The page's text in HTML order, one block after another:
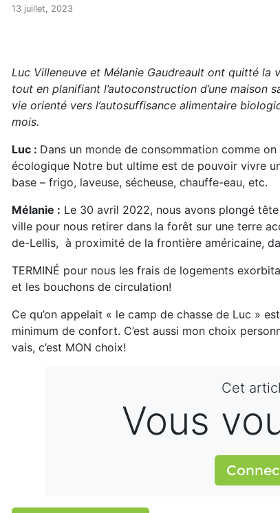
Accueil
Notre rêve
13 juillet, 2023
Luc Villeneuve et Mélanie Gaudreault ont quitté la
tout en planifiant l’autoconstruction d’une
vie orienté vers l’autosuffisance alimentaire
mois.
Luc : Dans un monde de consommation comme
écologique Notre but ultime est de pouvoir vivre
base – frigo, laveuse, sécheuse, chauffe-eau, etc.
Mélanie : Le 30 avril 2022, nous avons plongé
ville pour nous retirer dans la forêt sur une terre
de-Lellis, à proximité de la frontière américaine,
TERMINÉ pour nous les frais de logements
et les bouchons de circulation!
Ce qu’on appelait « le camp de chasse de Luc »
minimum de confort. C’est aussi mon choix
vais, c’est MON choix!
Cet
Vous